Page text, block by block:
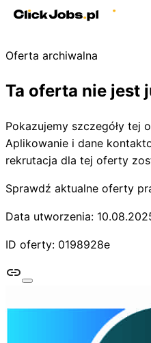
Oferta archiwalna
Ta oferta nie jest
Pokazujemy szczegóły tej
Aplikowanie i dane
rekrutacja dla tej oferty
Sprawdź aktualne oferty
Data utworzenia:
ID oferty: 0198928e